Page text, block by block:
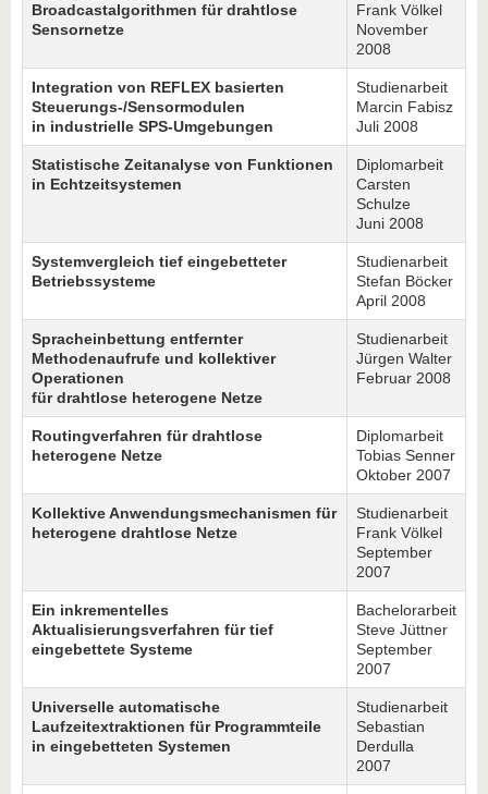
Broadcastalgorithmen für drahtlose
Sensornetze
Frank Völkel
November
2008
Integration von REFLEX basierten
Steuerungs-/Sensormodulen
in industrielle SPS-Umgebungen
Studienarbeit
Marcin Fabisz
Juli 2008
Statistische Zeitanalyse von Funktionen
in Echtzeitsystemen
Diplomarbeit
Carsten
Schulze
Juni 2008
Systemvergleich tief eingebetteter
Betriebssysteme
Studienarbeit
Stefan Böcker
April 2008
Spracheinbettung entfernter
Methodenaufrufe und kollektiver
Operationen
für drahtlose heterogene Netze
Studienarbeit
Jürgen Walter
Februar 2008
Routingverfahren für drahtlose
heterogene Netze
Diplomarbeit
Tobias Senner
Oktober 2007
Kollektive Anwendungsmechanismen für
heterogene drahtlose Netze
Studienarbeit
Frank Völkel
September
2007
Ein inkrementelles
Aktualisierungsverfahren für tief
eingebettete Systeme
Bachelorarbeit
Steve Jüttner
September
2007
Universelle automatische
Laufzeitextraktionen für Programmteile
in eingebetteten Systemen
Studienarbeit
Sebastian
Derdulla
2007